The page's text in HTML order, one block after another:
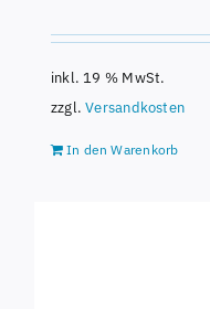
inkl. 19 % MwSt.
zzgl.Versandkosten
In den Warenkorb